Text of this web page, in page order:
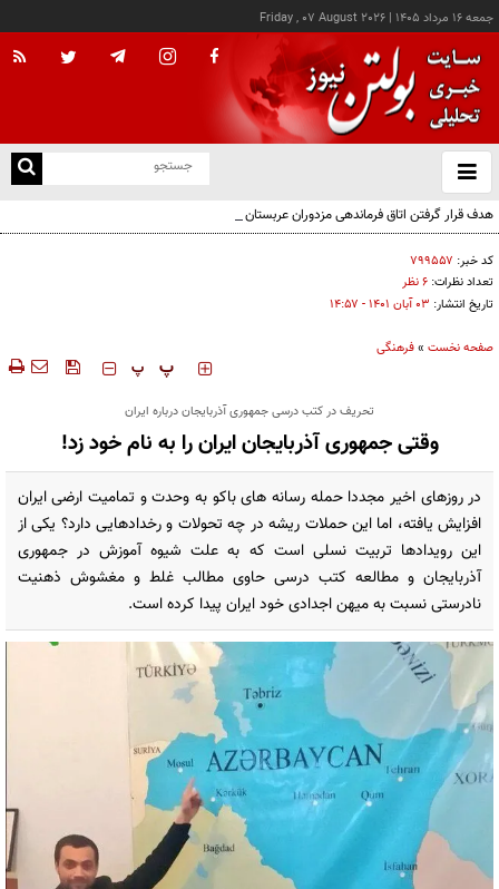
جمعه ۱۶ مرداد ۱۴۰۵ |
Friday , 07 August 2026
باز
و
هدف قرار گرفتن اتاق‌ فرماندهی مزدوران عربستان در یمن
کد خبر: ۷۹۹۵۵۷
تعداد نظرات: ۶ نظر
تاریخ انتشار: ۰۳ آبان ۱۴۰۱ - ۱۴:۵۷
صفحه نخست »فرهنگی
‍‍‍ پ پ
تحریف در کتب درسی جمهوری آذربایجان درباره ایران
وقتی جمهوری آذربایجان ایران را به نام خود زد!
در روزهای اخیر مجددا حمله رسانه های باکو به وحدت و تمامیت ارضی ایران
افزایش یافته، اما این حملات ریشه در چه تحولات و رخدادهایی دارد؟ یکی از
این رویدادها تربیت نسلی است که به علت شیوه آموزش در جمهوری
آذربایجان و مطالعه کتب درسی حاوی مطالب غلط و مغشوش ذهنیت
نادرستی نسبت به میهن اجدادی خود ایران پیدا کرده است.